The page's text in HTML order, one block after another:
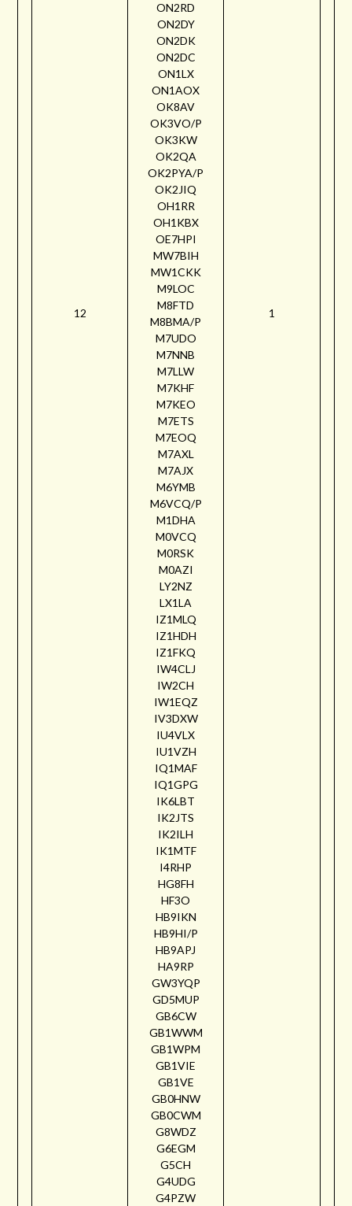
12
ON2RD
ON2DY
ON2DK
ON2DC
ON1LX
ON1AOX
OK8AV
OK3VO/P
OK3KW
OK2QA
OK2PYA/P
OK2JIQ
OH1RR
OH1KBX
OE7HPI
MW7BIH
MW1CKK
M9LOC
M8FTD
M8BMA/P
M7UDO
M7NNB
M7LLW
M7KHF
M7KEO
M7ETS
M7EOQ
M7AXL
M7AJX
M6YMB
M6VCQ/P
M1DHA
M0VCQ
M0RSK
M0AZI
LY2NZ
LX1LA
IZ1MLQ
IZ1HDH
IZ1FKQ
IW4CLJ
IW2CH
IW1EQZ
IV3DXW
IU4VLX
IU1VZH
IQ1MAF
IQ1GPG
IK6LBT
IK2JTS
IK2ILH
IK1MTF
I4RHP
HG8FH
HF3O
HB9IKN
HB9HI/P
HB9APJ
HA9RP
GW3YQP
GD5MUP
GB6CW
GB1WWM
GB1WPM
GB1VIE
GB1VE
GB0HNW
GB0CWM
G8WDZ
G6EGM
G5CH
G4UDG
G4PZW
1